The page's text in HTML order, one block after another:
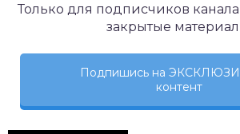
Только для подписчиков
закрытые
Подпишись на
контент